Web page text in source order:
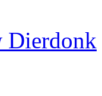
Dierdonk